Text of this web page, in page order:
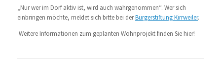
„Nur wer im Dorf aktiv ist, wird auch wahrgenommen“. Wer sich
einbringen möchte, meldet sich bitte bei derBürgerstiftung Kirrweiler.
Weitere Informationen zum geplanten Wohnprojekt finden Sie hier!